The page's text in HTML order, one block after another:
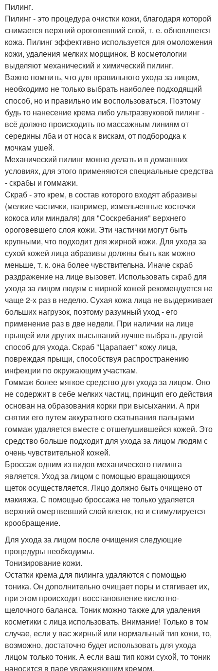
Пилинг.
Пилинг - это процедура очистки кожи, благодаря которой
снимается верхний ороговевший слой, т. е. обновляется
кожа. Пилинг эффективно используется для омоложения
кожи, удаления мелких морщинок. В косметологии
выделяют механический и химический пилинг.
Важно помнить, что для правильного ухода за лицом,
необходимо не только выбрать наиболее подходящий
способ, но и правильно им воспользоваться. Поэтому
будь то нанесение крема либо ультразвуковой пилинг -
всё должно происходить по массажным линиям от
середины лба и от носа к вискам, от подбородка к
мочкам ушей.
Механический пилинг можно делать и в домашних
условиях, для этого применяются специальные средства
- скрабы и гоммажи.
Скраб - это крем, в состав которого входят абразивы
(мелкие частички, например, измельченные косточки
кокоса или миндаля) для "Соскребания" верхнего
ороговевшего слоя кожи. Эти частички могут быть
крупными, что подходит для жирной кожи. Для ухода за
сухой кожей лица абразивы должны быть как можно
меньше, т. к. она более чувствительна. Иначе скраб
раздражение на лице вызовет. Использовать скраб для
ухода за лицом людям с жирной кожей рекомендуется не
чаще 2-х раз в неделю. Сухая кожа лица не выдерживает
больших нагрузок, поэтому разумный уход - его
применение раз в две недели. При наличии на лице
прыщей или других высыпаний лучше выбрать другой
способ для ухода. Скраб "Царапает" кожу лица,
повреждая прыщи, способствуя распространению
инфекции по окружающим участкам.
Гоммаж более мягкое средство для ухода за лицом. Оно
не содержит в себе мелких частиц, принцип его действия
основан на образования корки при высыхании. А при
снятии его путем аккуратного скатывания пальцами
гоммаж удаляется вместе с отшелушившейся кожей. Это
средство больше подходит для ухода за лицом людям с
очень чувствительной кожей.
Броссаж одним из видов механического пилинга
является. Уход за лицом с помощью вращающихся
щеток осуществляется. Лицо должно быть очищено от
макияжа. С помощью броссажа не только удаляется
верхний омертвевший слой клеток, но и стимулируется
крообращение.
Для ухода за лицом после очищения следующие
процедуры необходимы.
Тонизирование кожи.
Остатки крема для пилинга удаляются с помощью
тоника. Он дополнительно очищает поры и стягивает их,
при этом происходит восстановление кислотно-
щелочного баланса. Тоник можно также для удаления
косметики с лица использовать. Внимание! Только в том
случае, если у вас жирный или нормальный тип кожи, то,
возможно, достаточно будет использовать для ухода
лицом только тоник. А если ваш тип кожи сухой, то тоник
наносится в паре увлажняющим кремом.